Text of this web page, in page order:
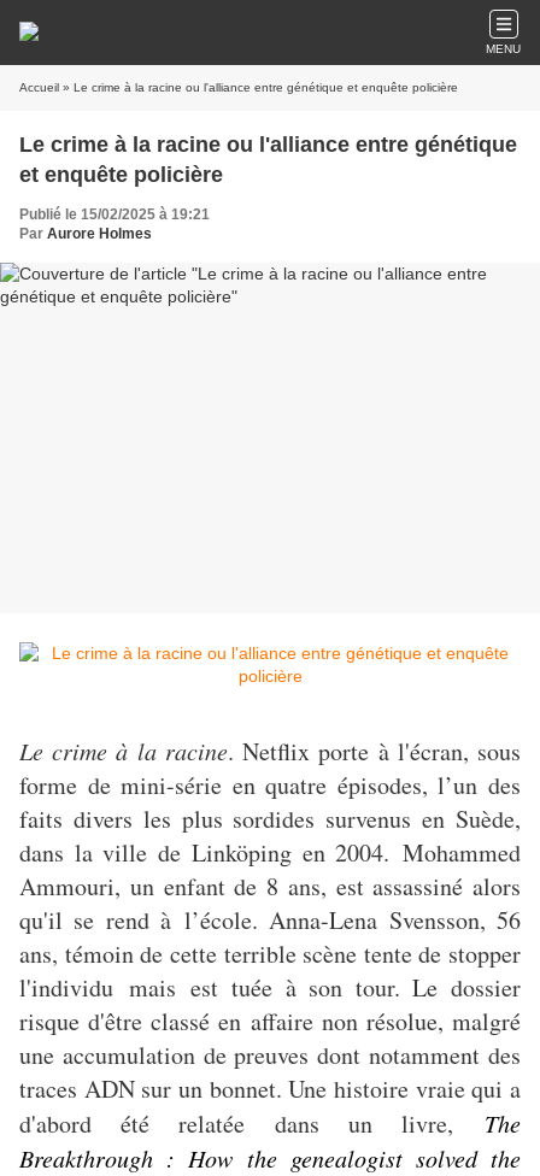
MENU
Accueil » Le crime à la racine ou l'alliance entre génétique et enquête policière
Le crime à la racine ou l'alliance entre génétique
et enquête policière
Publié le 15/02/2025 à 19:21
Par Aurore Holmes
Le crime à la racine. Netflix porte à l'écran, sous
forme de mini-série en quatre épisodes, l’un des
faits divers les plus sordides survenus en Suède,
dans la ville de Linköping en 2004. Mohammed
Ammouri, un enfant de 8 ans, est assassiné alors
qu'il se rend à l’école. Anna-Lena Svensson, 56
ans, témoin de cette terrible scène tente de stopper
l'individu mais est tuée à son tour. Le dossier
risque d'être classé en affaire non résolue, malgré
une accumulation de preuves dont notamment des
traces ADN sur un bonnet. Une histoire vraie qui a
d'abord été relatée dans un livre, The
Breakthrough : How the genealogist solved the